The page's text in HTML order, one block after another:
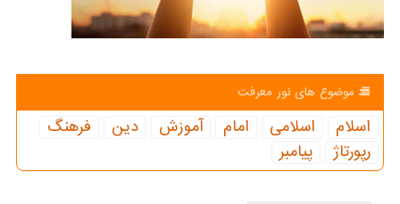
موضوع های نور معرفت
اسلام اسلامی امام آموزش دین
فرهنگ
رپورتاژ
پیامبر